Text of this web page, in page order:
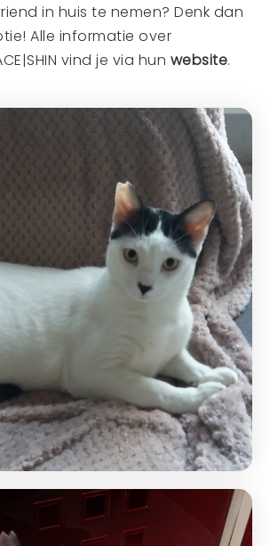
in huis te nemen? Denk dan
Alle informatie over
vind je via hun website.